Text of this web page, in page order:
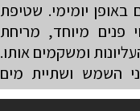
באופן יומימי. שטיפת
פנים מיוחד, מריחת
ומשקמים אותו.
השמש ושתיית מים